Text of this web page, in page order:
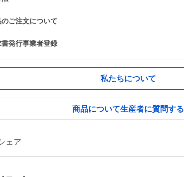
ご注文について
発行事業者登録
私たちについて
商品について生産者に質問する
ェア